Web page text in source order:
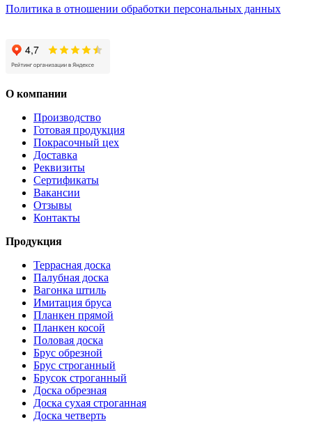
Политика в отношении обработки персональных данных
О компании
Производство
Готовая продукция
Покрасочный цех
Доставка
Реквизиты
Сертификаты
Вакансии
Отзывы
Контакты
Продукция
Террасная доска
Палубная доска
Вагонка штиль
Имитация бруса
Планкен прямой
Планкен косой
Половая доска
Брус обрезной
Брус строганный
Брусок строганный
Доска обрезная
Доска сухая строганная
Доска четверть